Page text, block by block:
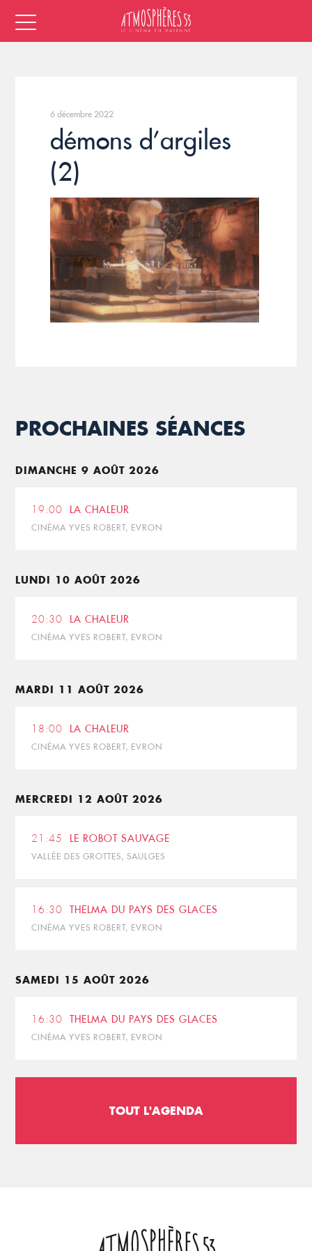
6 décembre 2022
démons d’argiles
(2)
PROCHAINES SÉANCES
DIMANCHE 9 AOÛT 2026
19:00 LA CHALEUR
CINÉMA YVES ROBERT, EVRON
LUNDI 10 AOÛT 2026
20:30 LA CHALEUR
CINÉMA YVES ROBERT, EVRON
MARDI 11 AOÛT 2026
18:00 LA CHALEUR
CINÉMA YVES ROBERT, EVRON
MERCREDI 12 AOÛT 2026
21:45 LE ROBOT SAUVAGE
VALLÉE DES GROTTES, SAULGES
16:30 THELMA DU PAYS DES GLACES
CINÉMA YVES ROBERT, EVRON
SAMEDI 15 AOÛT 2026
16:30 THELMA DU PAYS DES GLACES
CINÉMA YVES ROBERT, EVRON
TOUT L'AGENDA